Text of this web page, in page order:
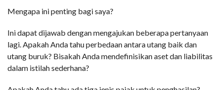
Mengapa ini penting bagi saya?
Ini dapat dijawab dengan mengajukan beberapa pertanyaan
lagi. Apakah Anda tahu perbedaan antara utang baik dan
utang buruk? Bisakah Anda mendefinisikan aset dan liabilitas
dalam istilah sederhana?